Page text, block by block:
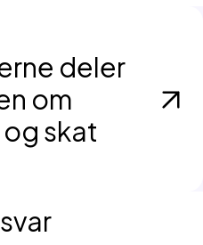
deler
om
skat